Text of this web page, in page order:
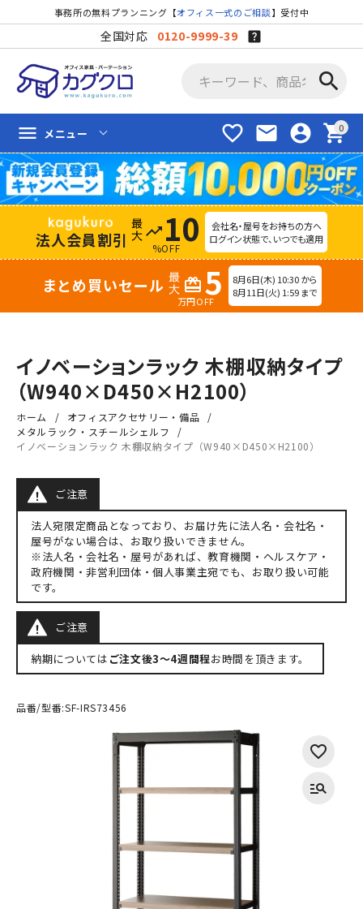
事務所の無料プランニング【オフィス一式のご相談】受付中
全国対応 0120-9999-39
search
favorite_border mail account_circle shopping_cart
menu メニュー
法人会員割引 trending_up 10
%OFF
会社名・屋号をお持ちの方へ
ログイン状態で、いつでも適用
まとめ買いセール redeem 5
万円OFF
8月6日(木) 10:30 から
8月11日(火) 1:59 まで
イノベーションラック 木棚収納タイプ
（W940×D450×H2100）
ホーム
オフィスアクセサリー・備品
メタルラック・スチールシェルフ
イノベーションラック 木棚収納タイプ（W940×D450×H2100）
ご注意
法人宛限定商品となっており、お届け先に法人名・会社名・
屋号がない場合は、お取り扱いできません。
※法人名・会社名・屋号があれば、教育機関・ヘルスケア・
政府機関・非営利団体・個人事業主宛でも、お取り扱い可能
です。
ご注意
納期については ご注文後3～4週間程お時間を頂きます。
品番/型番:SF-IRS73456